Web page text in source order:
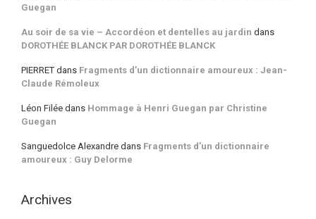
Guegan
Au soir de sa vie – Accordéon et dentelles au jardin dans
DOROTHÉE BLANCK PAR DOROTHÉE BLANCK
PIERRET dans Fragments d’un dictionnaire amoureux : Jean-
Claude Rémoleux
Léon Filée dans Hommage à Henri Guegan par Christine
Guegan
Sanguedolce Alexandre dans Fragments d’un dictionnaire
amoureux : Guy Delorme
Archives